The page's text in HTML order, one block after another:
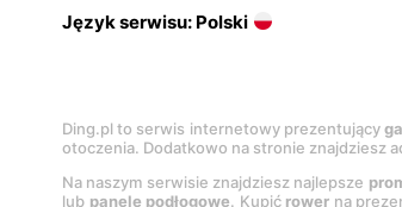
Język serwisu: Polski
Ding.pl to serwis internetowy prezentujący
otoczenia. Dodatkowo na stronie znajdziesz
Na naszym serwisie znajdziesz najlepsze
lub panele podłogowe. Kupić rower na